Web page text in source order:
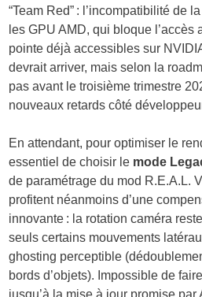
“Team Red” : l’incompatibilité de
les GPU AMD, qui bloque l’accès
pointe déjà accessibles sur
devrait arriver, mais selon la
pas avant le troisième trimestre
nouveaux retards côté
En attendant, pour optimiser le
essentiel de choisir le mode
de paramétrage du mod R.E.A.L.
profitent néanmoins d’une
innovante : la rotation caméra
seuls certains mouvements
ghosting perceptible
bords d’objets). Impossible de